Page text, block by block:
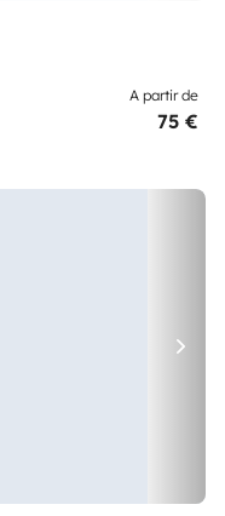
A partir de
75 €